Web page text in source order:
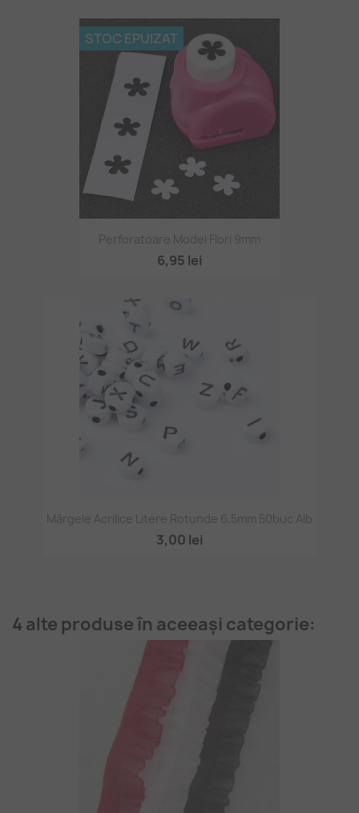
Perforatoare Model Flori 9mm
6,95 lei
STOC EPUIZAT
Mărgele Acrilice Litere Rotunde 6,5mm 50buc Alb
3,00 lei
4 alte produse în aceeași categorie: